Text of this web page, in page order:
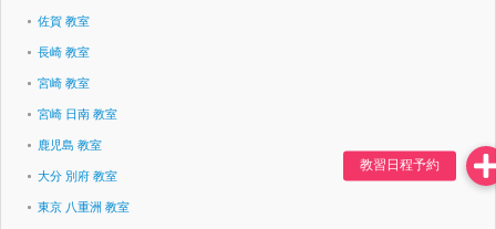
佐賀 教室
長崎 教室
宮崎 教室
宮崎 日南 教室
鹿児島 教室
大分 別府 教室
東京 八重洲 教室